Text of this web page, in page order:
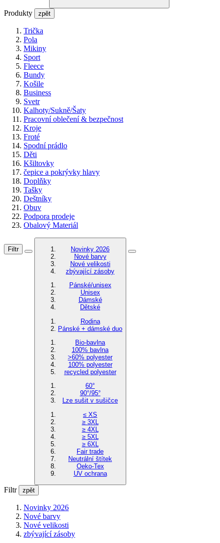
Produkty zpět
Trička
Pola
Mikiny
Sport
Fleece
Bundy
Košile
Business
Svetr
Kalhoty/Sukně/Šaty
Pracovní oblečení & bezpečnost
Kroje
Froté
Spodní prádlo
Děti
Kšiltovky
čepice a pokrývky hlavy
Doplňky
Tašky
Deštníky
Obuv
Podpora prodeje
Obalový Materiál
Filtr
Novinky 2026
Nové barvy
Nové velikosti
zbývající zásoby
Pánské/unisex
Unisex
Dámské
Dětské
Rodina
Pánské + dámské duo
Bio-bavlna
100% bavlna
>60% polyester
100% polyester
recycled polyester
60°
90°/95°
Lze sušit v sušičce
≤ XS
≥ 3XL
≥ 4XL
≥ 5XL
≥ 6XL
Fair trade
Neutrální štítek
Oeko-Tex
UV ochrana
Filtr zpět
Novinky 2026
Nové barvy
Nové velikosti
zbývající zásoby